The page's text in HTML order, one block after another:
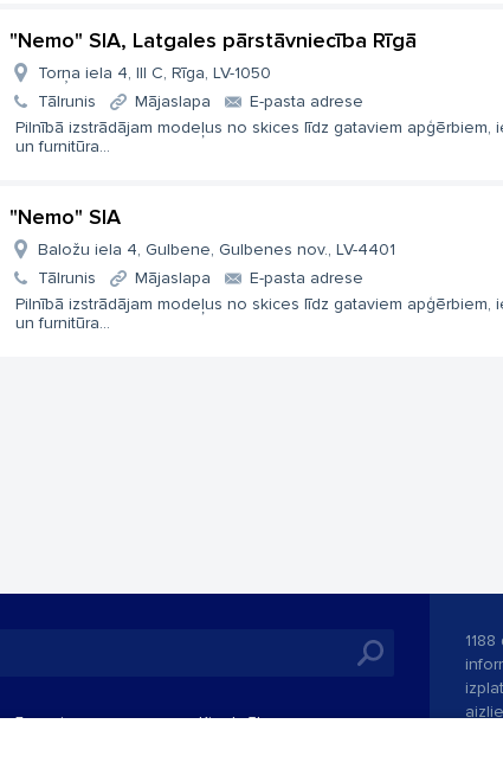
"Nemo" SIA, Latgales pārstāvniecība Rīgā
Torņa iela 4, III C, Rīga, LV-1050
Tālrunis
Mājaslapa
E-pasta adrese
Pilnībā izstrādājam modeļus no skices līdz gataviem apģērbiem,
un furnitūra...
"Nemo" SIA
Baložu iela 4, Gulbene, Gulbenes nov., LV-4401
Tālrunis
Mājaslapa
E-pasta adrese
Pilnībā izstrādājam modeļus no skices līdz gataviem apģērbiem,
un furnitūra...
Kinoteātros